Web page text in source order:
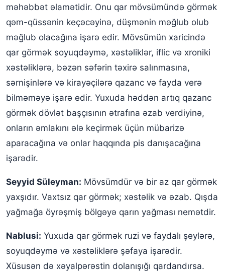
məhəbbət əlamətidir. Onu qar mövsümündə görmək
qəm-qüssənin keçəcəyinə, düşmənin məğlub olub
məğlub olacağına işarə edir. Mövsümün xaricində
qar görmək soyuqdəymə, xəstəliklər, iflic və xroniki
xəstəliklərə, bəzən səfərin təxirə salınmasına,
sərnişinlərə və kirayəçilərə qazanc və fayda verə
bilməməyə işarə edir. Yuxuda həddən artıq qazanc
görmək dövlət başçısının ətrafına əzab verdiyinə,
onların əmlakını ələ keçirmək üçün mübarizə
aparacağına və onlar haqqında pis danışacağına
işarədir.
Seyyid Süleyman: Mövsümdür və bir az qar görmək
yaxşıdır. Vaxtsız qar görmək; xəstəlik və əzab. Qışda
yağmağa öyrəşmiş bölgəyə qarın yağması nemətdir.
Nablusi: Yuxuda qar görmək ruzi və faydalı şeylərə,
soyuqdəymə və xəstəliklərə şəfaya işarədir.
Xüsusən də xəyalpərəstin dolanışığı qardandırsa.